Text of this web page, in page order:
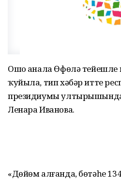
Ошо аҙнала Өфөлә тейешле
ҡуйыла, тип хәбәр итте
президиумы
Ленара Иванова.
«Дөйөм алғанда, бөтәһе